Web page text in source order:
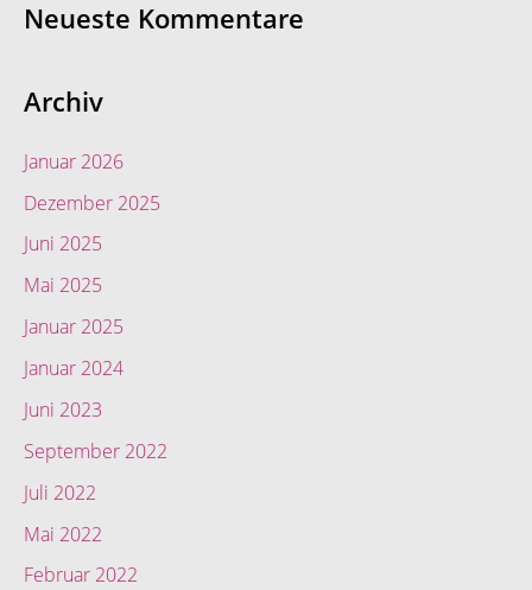
Neueste Kommentare
Archiv
Januar 2026
Dezember 2025
Juni 2025
Mai 2025
Januar 2025
Januar 2024
Juni 2023
September 2022
Juli 2022
Mai 2022
Februar 2022